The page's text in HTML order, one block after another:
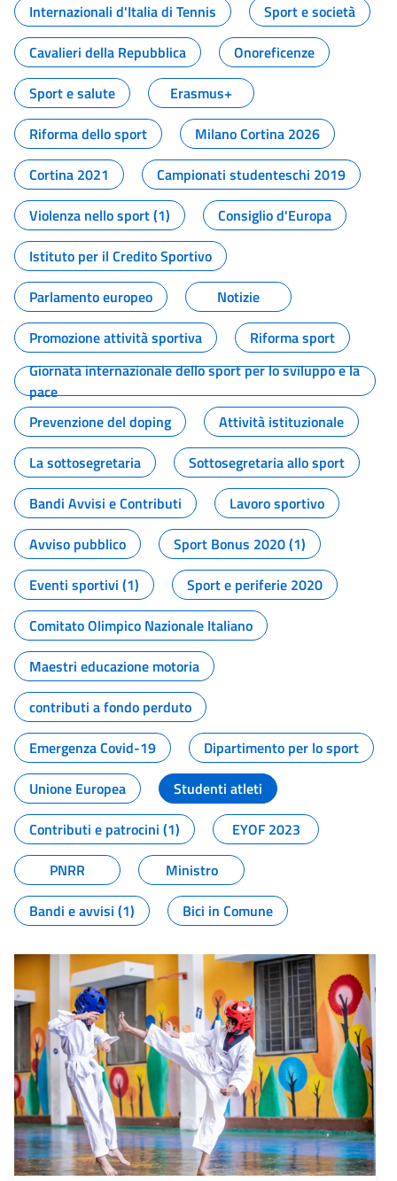
Internazionali d'Italia di Tennis
Sport e società
Cavalieri della Repubblica
Onoreficenze
Sport e salute
Erasmus+
Riforma dello sport
Milano Cortina 2026
Cortina 2021
Campionati studenteschi 2019
Violenza nello sport (1)
Consiglio d'Europa
Istituto per il Credito Sportivo
Parlamento europeo
Notizie
Promozione attività sportiva
Riforma sport
Giornata internazionale dello sport per lo sviluppo e la
pace
Prevenzione del doping
Attività istituzionale
La sottosegretaria
Sottosegretaria allo sport
Bandi Avvisi e Contributi
Lavoro sportivo
Avviso pubblico
Sport Bonus 2020 (1)
Eventi sportivi (1)
Sport e periferie 2020
Comitato Olimpico Nazionale Italiano
Maestri educazione motoria
contributi a fondo perduto
Emergenza Covid-19
Dipartimento per lo sport
Unione Europea
Studenti atleti
Contributi e patrocini (1)
EYOF 2023
PNRR
Ministro
Bandi e avvisi (1)
Bici in Comune